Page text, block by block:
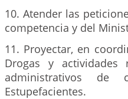
10. Atender las
competencia y del
11. Proyectar, en
Drogas y actividades
administrativos de
Estupefacientes.